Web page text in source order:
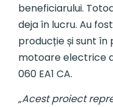
beneficiarului.
deja în lucru. Au
producție și sunt
motoare electrice
060 EA1 CA.
„Acest proiect